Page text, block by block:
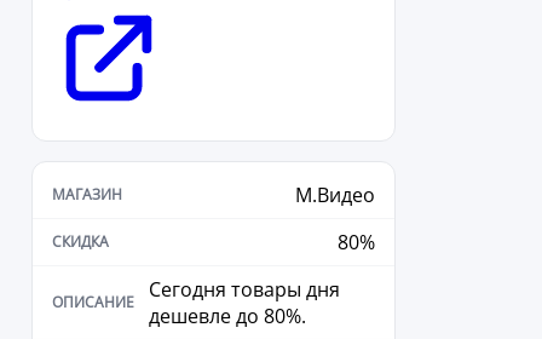
М.Видео
80%
Сегодня товары дня
дешевле до 80%.